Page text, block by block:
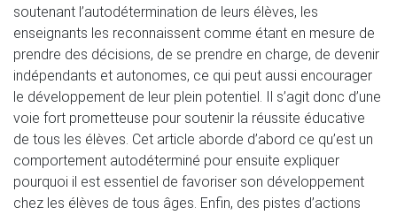
soutenant l’autodétermination de leurs élèves, les
enseignants les reconnaissent comme étant en mesure de
prendre des décisions, de se prendre en charge, de devenir
indépendants et autonomes, ce qui peut aussi encourager
le développement de leur plein potentiel. Il s’agit donc d’une
voie fort prometteuse pour soutenir la réussite éducative
de tous les élèves. Cet article aborde d’abord ce qu’est un
comportement autodéterminé pour ensuite expliquer
pourquoi il est essentiel de favoriser son développement
chez les élèves de tous âges. Enfin, des pistes d’actions